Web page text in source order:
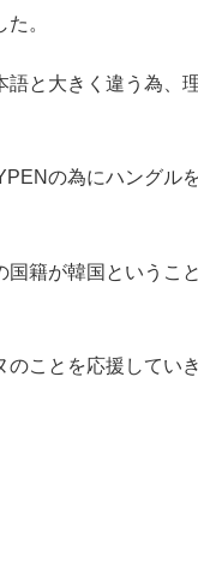
。
語と大きく違う為、
の為にハングル
国籍が韓国というこ
のことを応援してい